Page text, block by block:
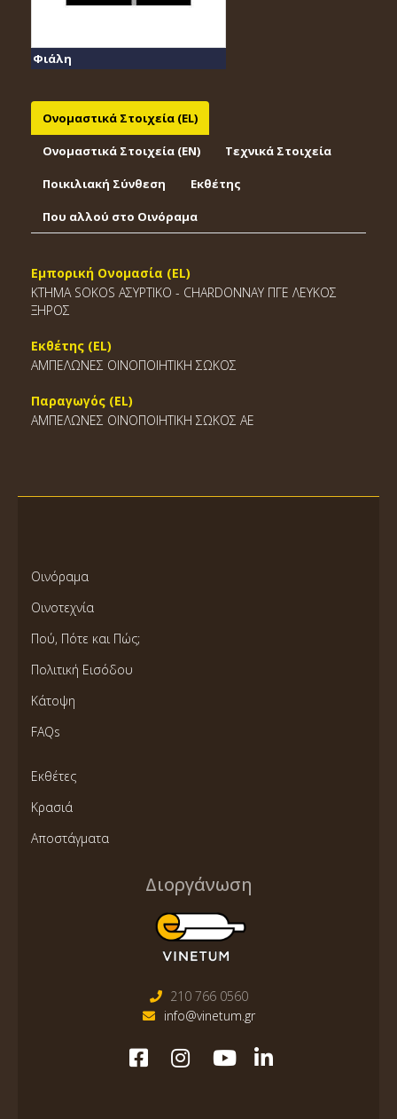
Φιάλη
Ονομαστικά Στοιχεία (EL)
Ονομαστικά Στοιχεία (EΝ) Τεχνικά Στοιχεία
Ποικιλιακή Σύνθεση Εκθέτης
Που αλλού στο Οινόραμα
Εμπορική Ονομασία (EL)
ΚΤΗΜΑ SOKOS ΑΣΥΡΤΙΚΟ - CHARDONNAY ΠΓΕ ΛΕΥΚΟΣ
ΞΗΡΟΣ
Εκθέτης (EL)
ΑΜΠΕΛΩΝΕΣ ΟΙΝΟΠΟΙΗΤΙΚΗ ΣΩΚΟΣ
Παραγωγός (EL)
ΑΜΠΕΛΩΝΕΣ ΟΙΝΟΠΟΙΗΤΙΚΗ ΣΩΚΟΣ ΑΕ
Οινόραμα
Οινοτεχνία
Πού, Πότε και Πώς;
Πολιτική Εισόδου
Κάτοψη
FAQs
Εκθέτες
Κρασιά
Αποστάγματα
Διοργάνωση
210 766 0560
info@vinetum.gr